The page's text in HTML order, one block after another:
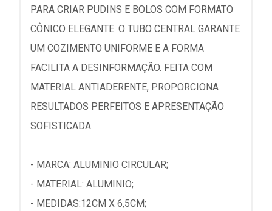
PARA CRIAR PUDINS E BOLOS COM FORMATO
CÔNICO ELEGANTE. O TUBO CENTRAL GARANTE
UM COZIMENTO UNIFORME E A FORMA
FACILITA A DESINFORMAÇÃO. FEITA COM
MATERIAL ANTIADERENTE, PROPORCIONA
RESULTADOS PERFEITOS E APRESENTAÇÃO
SOFISTICADA.
- MARCA: ALUMINIO CIRCULAR;
- MATERIAL: ALUMINIO;
- MEDIDAS:12CM X 6,5CM;